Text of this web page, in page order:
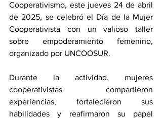
Cooperativismo, este jueves 24 de abril
de 2025, se celebró el Día de la Mujer
Cooperativista con un valioso taller
sobre empoderamiento femenino,
organizado por UNCOOSUR.
Durante la actividad, mujeres
cooperativistas compartieron
experiencias, fortalecieron sus
habilidades y reafirmaron su papel